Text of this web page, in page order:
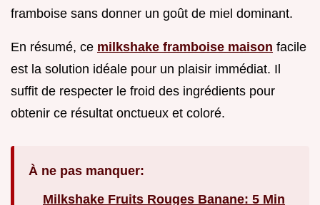
framboise sans donner un goût de miel dominant.
En résumé, ce milkshake framboise maison facile
est la solution idéale pour un plaisir immédiat. Il
suffit de respecter le froid des ingrédients pour
obtenir ce résultat onctueux et coloré.
À ne pas manquer:
Milkshake Fruits Rouges Banane: 5 Min